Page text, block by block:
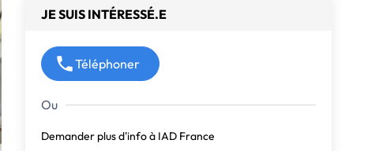
JE SUIS INTÉRESSÉ.E
Téléphoner
Demander plus d'info à IAD France